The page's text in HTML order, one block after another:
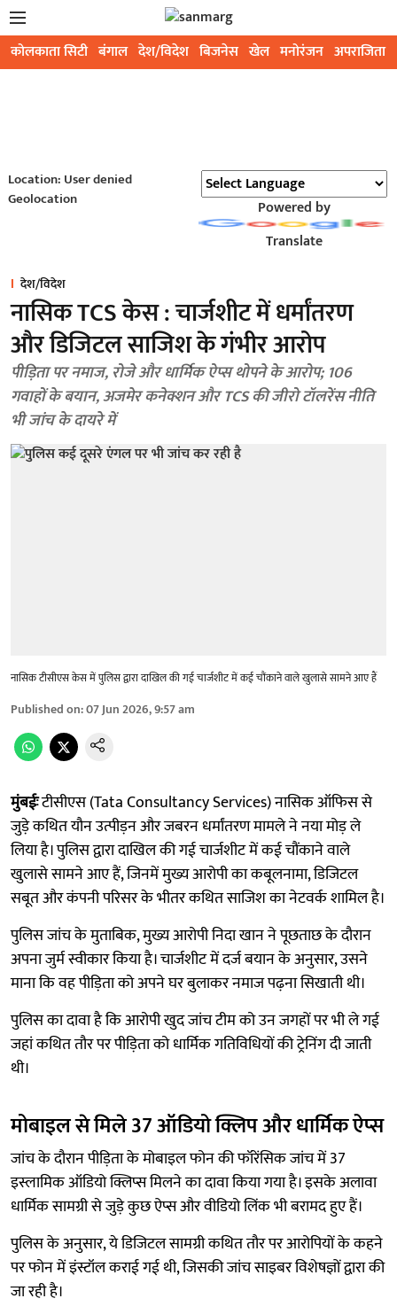
कोलकाता सिटी बंगाल देश/विदेश बिजनेस खेल मनोरंजन अपराजिता
Location: User denied
Geolocation
Powered by
Translate
देश/विदेश
नासिक TCS केस : चार्जशीट में धर्मांतरण
और डिजिटल साजिश के गंभीर आरोप
पीड़िता पर नमाज, रोजे और धार्मिक ऐप्स थोपने के आरोप; 106
गवाहों के बयान, अजमेर कनेक्शन और TCS की जीरो टॉलरेंस नीति
भी जांच के दायरे में
नासिक टीसीएस केस में पुलिस द्वारा दाखिल की गई चार्जशीट में कई चौंकाने वाले खुलासे सामने आए हैं
Published on:07 Jun 2026, 9:57 am
मुंबईःटीसीएस (Tata Consultancy Services) नासिक ऑफिस से
जुड़े कथित यौन उत्पीड़न और जबरन धर्मांतरण मामले ने नया मोड़ ले
लिया है। पुलिस द्वारा दाखिल की गई चार्जशीट में कई चौंकाने वाले
खुलासे सामने आए हैं, जिनमें मुख्य आरोपी का कबूलनामा, डिजिटल
सबूत और कंपनी परिसर के भीतर कथित साजिश का नेटवर्क शामिल है।
पुलिस जांच के मुताबिक, मुख्य आरोपी निदा खान ने पूछताछ के दौरान
अपना जुर्म स्वीकार किया है। चार्जशीट में दर्ज बयान के अनुसार, उसने
माना कि वह पीड़िता को अपने घर बुलाकर नमाज पढ़ना सिखाती थी।
पुलिस का दावा है कि आरोपी खुद जांच टीम को उन जगहों पर भी ले गई
जहां कथित तौर पर पीड़िता को धार्मिक गतिविधियों की ट्रेनिंग दी जाती
थी।
मोबाइल से मिले 37 ऑडियो क्लिप और धार्मिक ऐप्स
जांच के दौरान पीड़िता के मोबाइल फोन की फॉरेंसिक जांच में 37
इस्लामिक ऑडियो क्लिप्स मिलने का दावा किया गया है। इसके अलावा
धार्मिक सामग्री से जुड़े कुछ ऐप्स और वीडियो लिंक भी बरामद हुए हैं।
पुलिस के अनुसार, ये डिजिटल सामग्री कथित तौर पर आरोपियों के कहने
पर फोन में इंस्टॉल कराई गई थी, जिसकी जांच साइबर विशेषज्ञों द्वारा की
जा रही है।